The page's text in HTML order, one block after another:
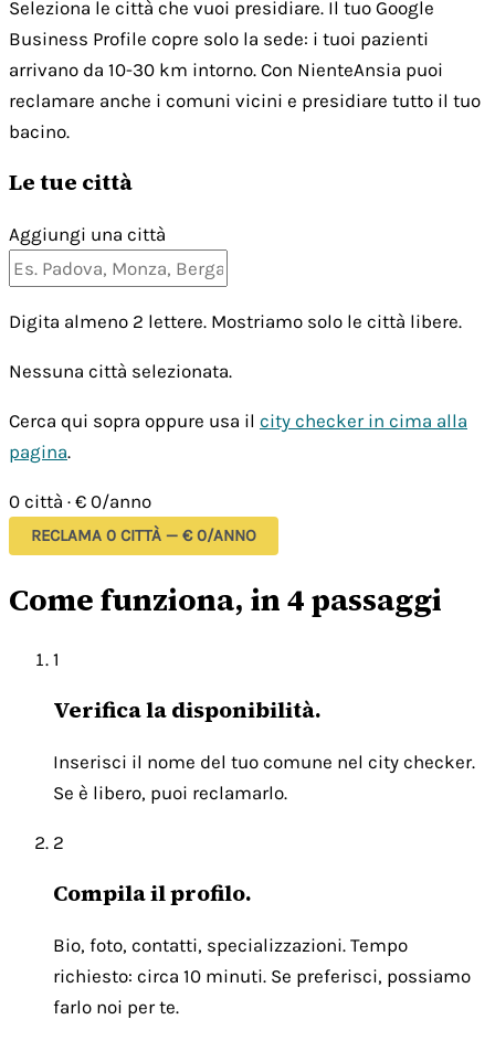
Seleziona le città che vuoi presidiare. Il tuo Google
Business Profile copre solo la sede: i tuoi pazienti
arrivano da 10-30 km intorno. Con NienteAnsia puoi
reclamare anche i comuni vicini e presidiare tutto il tuo
bacino.
Le tue città
Aggiungi una città
Digita almeno 2 lettere. Mostriamo solo le città libere.
Nessuna città selezionata.
Cerca qui sopra oppure usa il city checker in cima alla
pagina.
0 città · € 0/anno
RECLAMA 0 CITTÀ — € 0/ANNO
Come funziona, in 4 passaggi
1
Verifica la disponibilità.
Inserisci il nome del tuo comune nel city checker.
Se è libero, puoi reclamarlo.
2
Compila il profilo.
Bio, foto, contatti, specializzazioni. Tempo
richiesto: circa 10 minuti. Se preferisci, possiamo
farlo noi per te.